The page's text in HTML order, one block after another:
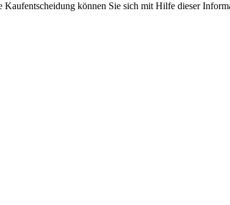
können Sie sich mit Hilfe dieser